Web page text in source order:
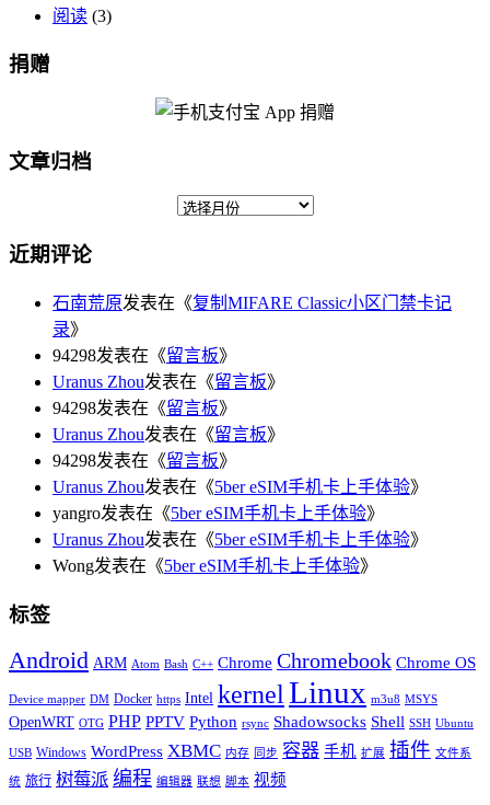
阅读 (3)
捐赠
文章归档
近期评论
石南荒原发表在《复制MIFARE Classic小区门禁卡记
录》
94298发表在《留言板》
Uranus Zhou发表在《留言板》
94298发表在《留言板》
Uranus Zhou发表在《留言板》
94298发表在《留言板》
Uranus Zhou发表在《5ber eSIM手机卡上手体验》
yangro发表在《5ber eSIM手机卡上手体验》
Uranus Zhou发表在《5ber eSIM手机卡上手体验》
Wong发表在《5ber eSIM手机卡上手体验》
标签
Android ARM Atom Bash C++ Chrome Chromebook Chrome OS
Device mapper DM Docker https Intel kernelLinux m3u8 MSYS
OpenWRT OTG PHP PPTV Python rsync Shadowsocks Shell SSH Ubuntu
USB Windows WordPress XBMC 内存 同步 容器 手机 扩展 插件 文件系
统 旅行 树莓派 编程 编辑器 联想 脚本 视频